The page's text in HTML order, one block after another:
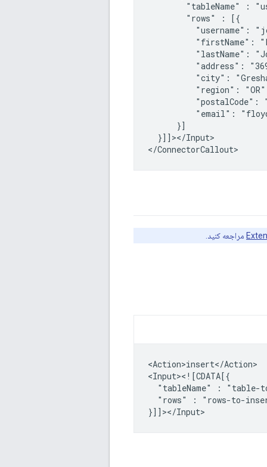
"tableName"
:
"rows"
:
"username":
"firstName":
"lastName":
"address":
"city":
"region":
"postalCode":
"email":
}]]></Input>
مراجعه کنید.
<Action>insert</Action>
"tableName"
:
"rows"
:
"rows-to-